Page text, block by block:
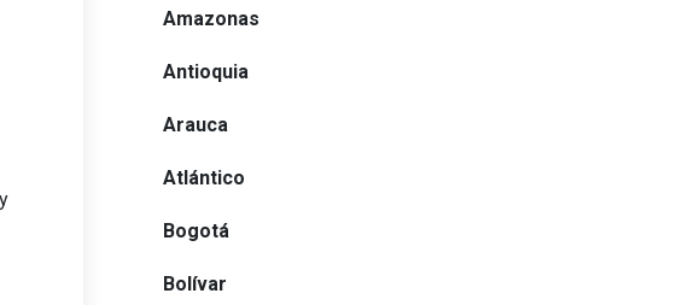
Amazonas
Antioquia
Arauca
Atlántico
Bogotá
Bolívar